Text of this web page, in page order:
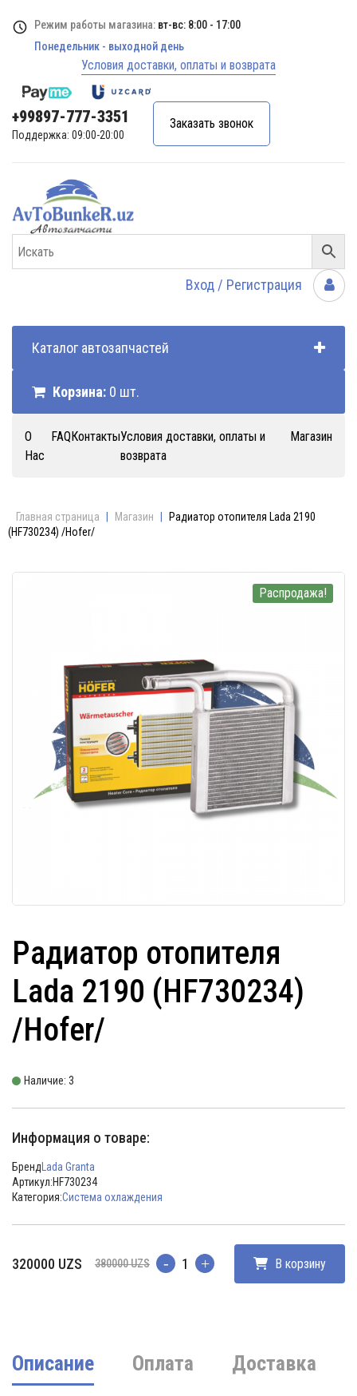
Режим работы магазина: вт-вс: 8:00 - 17:00
Понедельник - выходной день
Условия доставки, оплаты и возврата
+99897-777-3351
Поддержка: 09:00-20:00
Заказать звонок
Вход / Регистрация
Каталог автозапчастей
Корзина: 0 шт.
О
Нас
FAQКонтактыУсловия доставки, оплаты и
возврата
Магазин
Главная страница Магазин
Радиатор отопителя Lada 2190
(HF730234) /Hofer/
Распродажа!
Радиатор отопителя
Lada 2190 (HF730234)
/Hofer/
Наличие: 3
Информация о товаре:
Бренд Lada Granta
Артикул:HF730234
Категория:Система охлаждения
380000UZS
Первоначальная
320000 UZS
Текущая
Количество В корзину
Описание Оплата Доставка